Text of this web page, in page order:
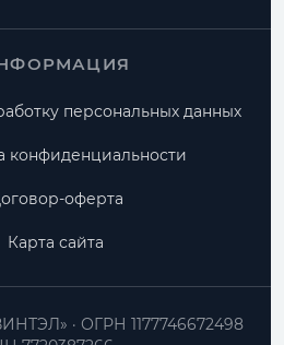
персональных данных
конфиденциальности
оферта
Карта сайта
ОГРН 1177746672498